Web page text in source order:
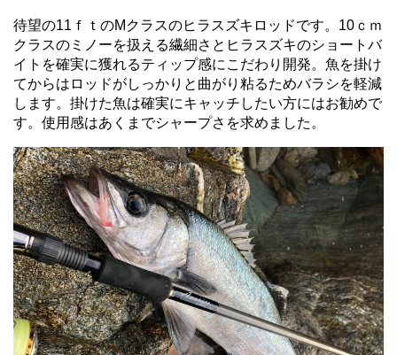
待望の11ｆｔのMクラスのヒラスズキロッドです。10ｃｍ
クラスのミノーを扱える繊細さとヒラスズキのショートバ
イトを確実に獲れるティップ感にこだわり開発。魚を掛け
てからはロッドがしっかりと曲がり粘るためバラシを軽減
します。掛けた魚は確実にキャッチしたい方にはお勧めで
す。使用感はあくまでシャープさを求めました。